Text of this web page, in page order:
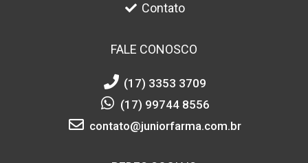
Contato
FALE CONOSCO
(17) 3353 3709
(17) 99744 8556
contato@juniorfarma.com.br